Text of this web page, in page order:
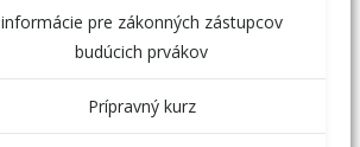
informácie pre zákonných zástupcov
budúcich prvákov
Prípravný kurz